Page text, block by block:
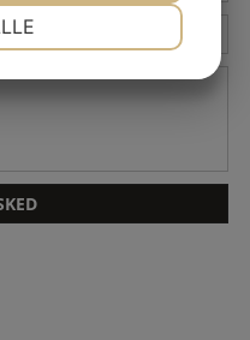
STATISTIK